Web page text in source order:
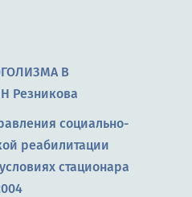
В
Резникова
социально-
реабилитации
стационара